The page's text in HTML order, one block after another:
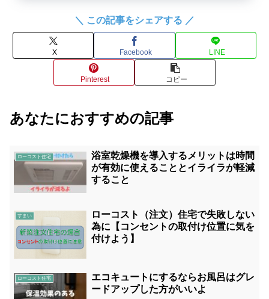
＼ この記事をシェアする ／
X Facebook LINE
Pinterest コピー
あなたにおすすめの記事
ローコスト住宅
浴室乾燥機を導入するメリットは時間
が有効に使えることとイライラが軽減
すること
すまい
ローコスト（注文）住宅で失敗しない
為に【コンセントの取付け位置に気を
付けよう】
ローコスト住宅
エコキュートにするならお風呂はグレ
ードアップした方がいいよ